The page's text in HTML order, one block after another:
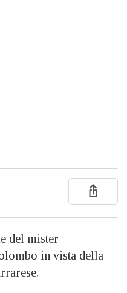
del mister
in vista della